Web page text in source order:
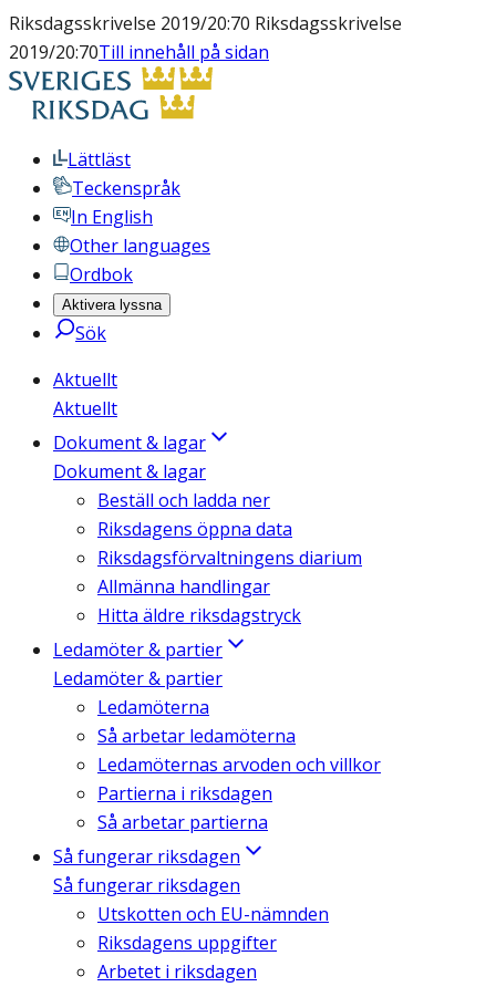
Riksdagsskrivelse 2019/20:70 Riksdagsskrivelse
2019/20:70Till innehåll på sidan
Lättläst
Teckenspråk
In English
Other languages
Ordbok
Aktivera lyssna
Sök
Aktuellt
Aktuellt
Dokument & lagar
Dokument & lagar
Beställ och ladda ner
Riksdagens öppna data
Riksdagsförvaltningens diarium
Allmänna handlingar
Hitta äldre riksdagstryck
Ledamöter & partier
Ledamöter & partier
Ledamöterna
Så arbetar ledamöterna
Ledamöternas arvoden och villkor
Partierna i riksdagen
Så arbetar partierna
Så fungerar riksdagen
Så fungerar riksdagen
Utskotten och EU-nämnden
Riksdagens uppgifter
Arbetet i riksdagen